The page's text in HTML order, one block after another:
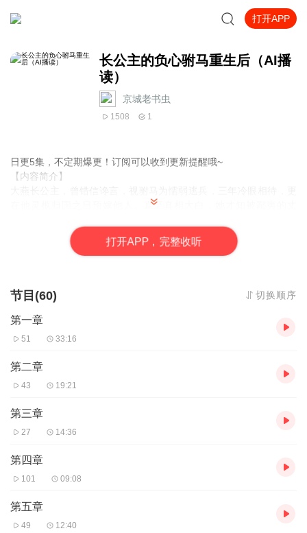
打开APP
长公主的负心驸马重生后（AI播
读）
京城老书虫
1508 1
日更5集，不定期爆更！订阅可以收到更新提醒哦~
【内容简介】
在他灵柩归国之日预嫁他人。直至真相大白，她才知被鄙夷的丈
三。而她倾心信任之人，正是窃功谋害他的奸佞。悔恨滔天之际，
顾借西凉痴傻太子宇文璟之躯重生。昔日战神收敛锋芒，装傻蛰
法与入骨温柔中步步沦陷，疑心渐起，爱恨纠缠。当重生战神掀翻
复仇棋局，当痛悔长公主直面前世心结，二人能否扫清奸佞，解开
生死心结，共赴余生？权谋、战场、打脸、救赎，一场跨越生死的
重生虐恋，就此拉开。
【作者介绍】
【主播介绍】
我是奇迹小说的AI主播，更新稳定，为您播讲优质小说~欢迎关注留
言
打开APP，完整收听
节目(60) 切换顺序
第一章
51 33:16
第二章
43 19:21
第三章
27 14:36
第四章
101 09:08
第五章
49 12:40